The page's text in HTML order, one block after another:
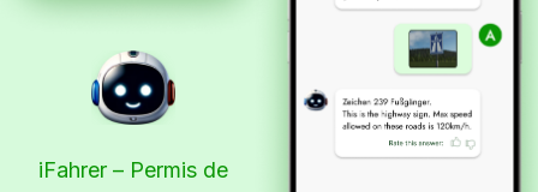
iFahrer – Permis de